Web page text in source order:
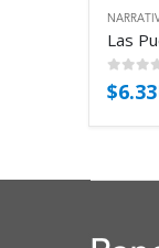
0out of
$